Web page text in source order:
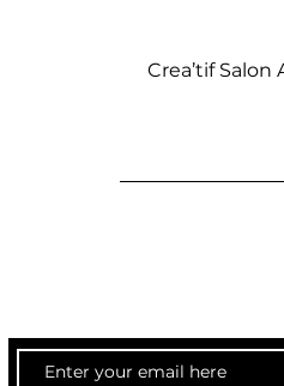
Crea’tif